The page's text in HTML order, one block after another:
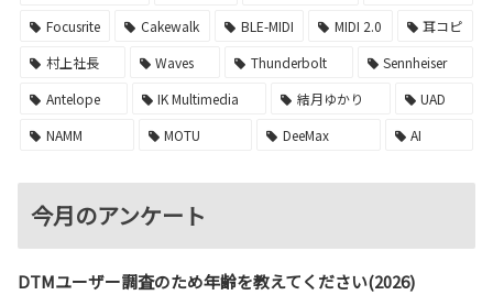
Focusrite
Cakewalk BLE-MIDI MIDI 2.0
耳コピ
村上社長
Waves Thunderbolt
Sennheiser
Antelope
IK Multimedia 結月ゆかり
UAD
NAMM
MOTU DeeMax AI
今月のアンケート
DTMユーザー調査のため年齢を教えてください(2026)